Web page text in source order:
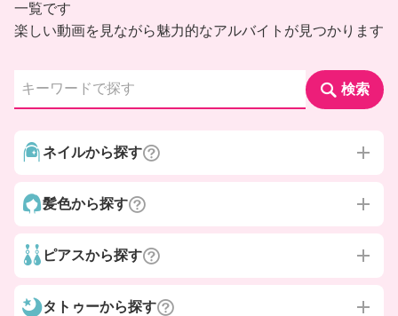
一覧です
楽しい動画を見ながら魅力的なアルバイトが見つかります
検索
ネイルから探す
髪色から探す
ピアスから探す
タトゥーから探す